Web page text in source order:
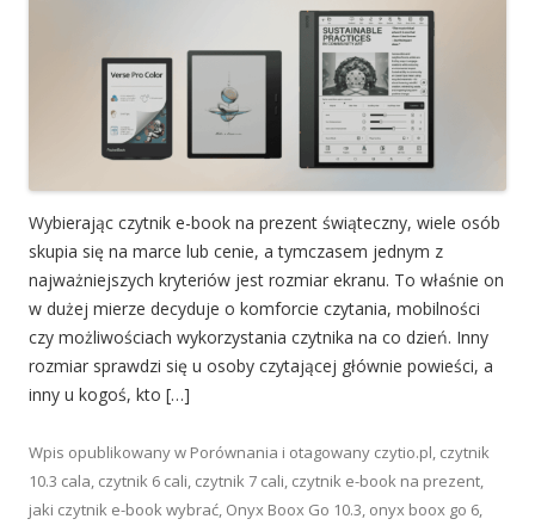
Wybierając czytnik e-book na prezent świąteczny, wiele osób
skupia się na marce lub cenie, a tymczasem jednym z
najważniejszych kryteriów jest rozmiar ekranu. To właśnie on
w dużej mierze decyduje o komforcie czytania, mobilności
czy możliwościach wykorzystania czytnika na co dzień. Inny
rozmiar sprawdzi się u osoby czytającej głównie powieści, a
inny u kogoś, kto […]
Wpis opublikowany w Porównania i otagowany czytio.pl, czytnik
10.3 cala, czytnik 6 cali, czytnik 7 cali, czytnik e-book na prezent,
jaki czytnik e-book wybrać, Onyx Boox Go 10.3, onyx boox go 6,